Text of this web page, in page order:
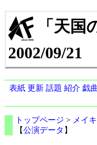
「天国
2002/09/21
表紙 更新 話題 紹介 戯曲
トップページ > メイ
【公演データ 】